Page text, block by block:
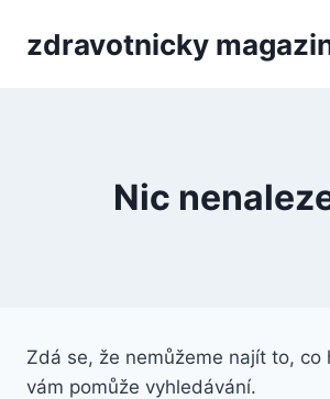
zdravotnicky
Nic
Zdá se, že nemůžeme najít to, co
vám pomůže vyhledávání.